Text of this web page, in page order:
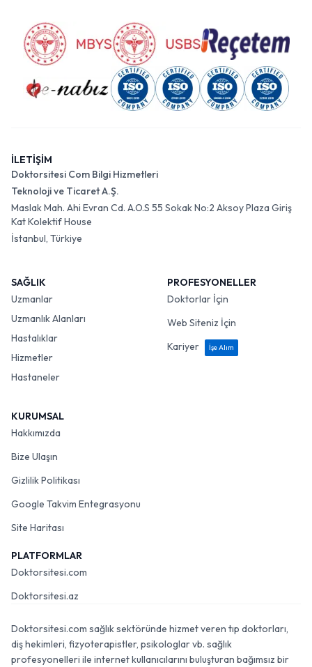
İLETİŞİM
Doktorsitesi Com Bilgi Hizmetleri
Teknoloji ve Ticaret A.Ş.
Maslak Mah. Ahi Evran Cd. A.O.S 55 Sokak No:2 Aksoy Plaza Giriş
Kat Kolektif House
İstanbul, Türkiye
SAĞLIK
Uzmanlar
Uzmanlık Alanları
Hastalıklar
Hizmetler
Hastaneler
PROFESYONELLER
Doktorlar İçin
Web Siteniz İçin
Kariyer
İşe Alım
KURUMSAL
Hakkımızda
Bize Ulaşın
Gizlilik Politikası
Google Takvim Entegrasyonu
Site Haritası
PLATFORMLAR
Doktorsitesi.com
Doktorsitesi.az
Doktorsitesi.com sağlık sektöründe hizmet veren tıp doktorları,
diş hekimleri, fizyoterapistler, psikologlar vb. sağlık
profesyonelleri ile internet kullanıcılarını buluşturan bağımsız bir